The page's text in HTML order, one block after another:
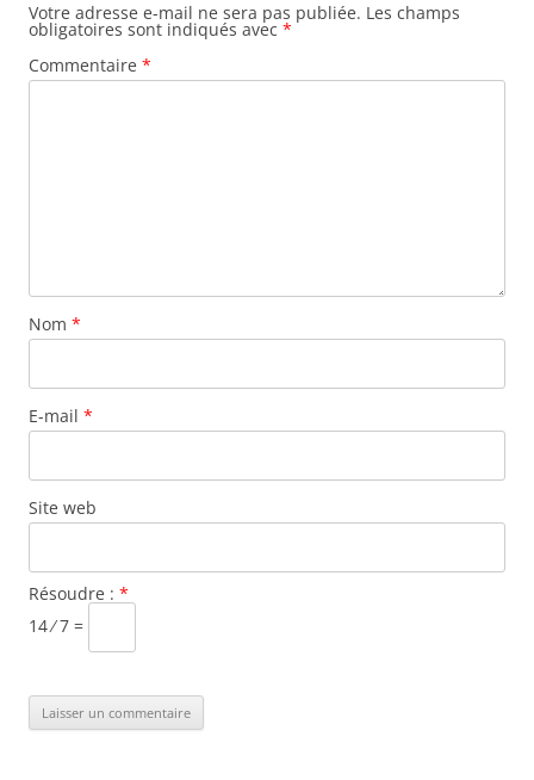
Votre adresse e-mail ne sera pas publiée. Les champs
obligatoires sont indiqués avec *
Commentaire *
Nom *
E-mail *
Site web
Résoudre : *
14 ⁄ 7 =